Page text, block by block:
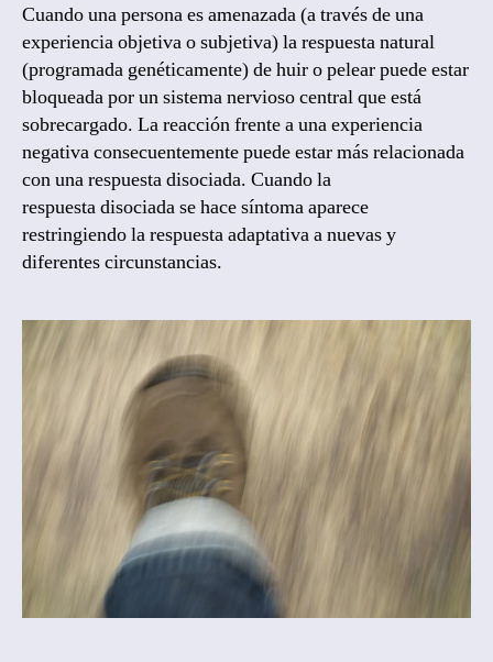
Cuando una persona es amenazada (a través de una
experiencia objetiva o subjetiva) la respuesta natural
(programada genéticamente) de huir o pelear puede estar
bloqueada por un sistema nervioso central que está
sobrecargado. La reacción frente a una experiencia
negativa consecuentemente puede estar más relacionada
con una respuesta disociada. Cuando la
respuesta disociada se hace síntoma aparece
restringiendo la respuesta adaptativa a nuevas y
diferentes circunstancias.